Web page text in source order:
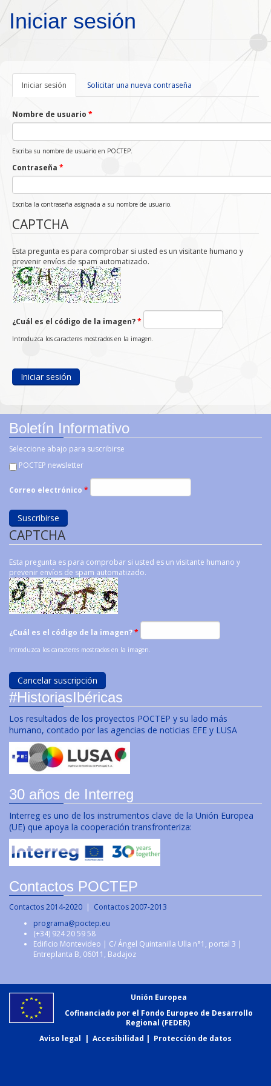
Pasar al contenido principal
Iniciar sesión
Iniciar sesión (solapa
activa)
Solicitar una nueva contraseña
Nombre de usuario *
Escriba su nombre de usuario en POCTEP.
Contraseña *
Escriba la contraseña asignada a su nombre de usuario.
CAPTCHA
Esta pregunta es para comprobar si usted es un visitante humano y
prevenir envíos de spam automatizado.
¿Cuál es el código de la imagen?*
Introduzca los caracteres mostrados en la imagen.
Boletín Informativo
Seleccione abajo para suscribirse
POCTEP newsletter
Correo electrónico *
CAPTCHA
Esta pregunta es para comprobar si usted es un visitante humano y
prevenir envíos de spam automatizado.
¿Cuál es el código de la imagen?*
Introduzca los caracteres mostrados en la imagen.
#HistoriasIbéricas
Los resultados de los proyectos POCTEP y su lado más
humano, contado por las agencias de noticias EFE y LUSA
30 años de Interreg
Interreg es uno de los instrumentos clave de la Unión Europea
(UE) que apoya la cooperación transfronteriza:
Contactos POCTEP
Contactos 2014-2020 | Contactos 2007-2013
programa@poctep.eu
(+34) 924 20 59 58
Edificio Montevideo | C/ Ángel Quintanilla Ulla n°1, portal 3 |
Entreplanta B, 06011, Badajoz
Unión Europea
Cofinanciado por el Fondo Europeo de Desarrollo
Regional (FEDER)
Aviso legal | Accesibilidad | Protección de datos